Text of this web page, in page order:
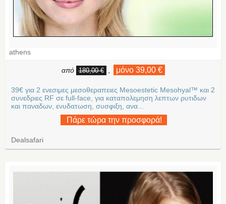
athens
από 180,00 € μόνο 39,00 €
39€ για 2 ενεσιμες μεσοθεραπειες Mesoestetic Mesohyal™ και 2
συνεδριες RF σε full-face, για καταπολεμηση λεπτων ρυτιδων
και παναδων, ενυδατωση, συσφιξη, ανα...
Πάρε τώρα την προσφορά!
Dealsafari